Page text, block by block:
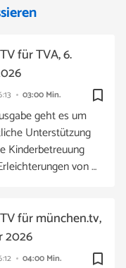
bookmark_border
03:00 Min.
für TVA, 6.
geht es um
Unterstützung
Kinderbetreuung
von …
bookmark_border
04:00 Min.
für münchen.tv,
2026